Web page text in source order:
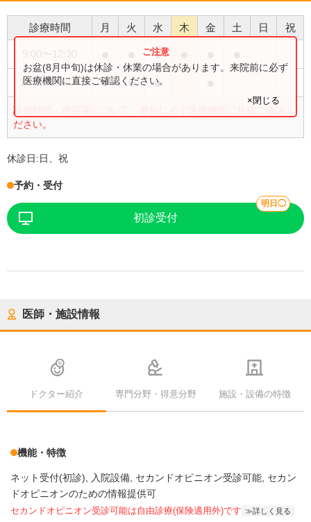
診療時間 月 火 水 木 金 土 日 祝
●
14:00〜18:00 ● ● ●
診療時間・内容等について、事前に必ず医療機関に直接ご確認く
ださい。
お盆(8月中旬)は休診・休業の場合があります。来院前に必ず
医療機関に直接ご確認ください。
×閉じる
休診日:日、祝
予約・受付
初診受付
明日◯
医師・施設情報
ドクター紹介 専門分野・得意分野 施設・設備の特徴
機能・特徴
ネット受付(初診) 入院設備 セカンドオピニオン受診可能 セカン
ドオピニオンのための情報提供可
セカンドオピニオン受診可能は自由診療(保険適用外)です 詳しく見る